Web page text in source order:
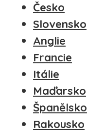
Česko
Slovensko
Anglie
Francie
Itálie
Maďarsko
Španělsko
Rakousko